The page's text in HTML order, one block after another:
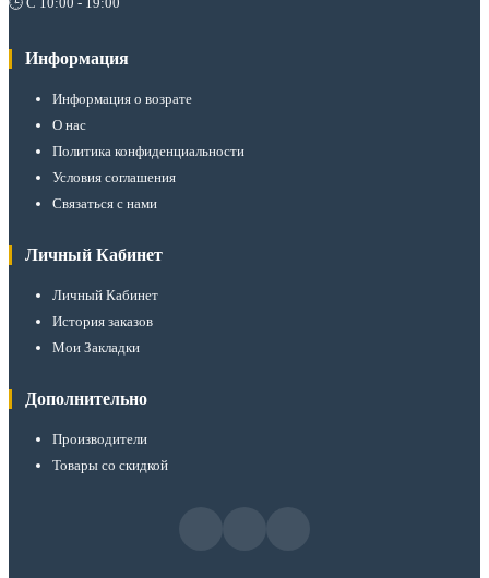
Информация
Информация о возрате
О нас
Политика конфиденциальности
Условия соглашения
Связаться с нами
Личный Кабинет
Личный Кабинет
История заказов
Мои Закладки
Дополнительно
Производители
Товары со скидкой